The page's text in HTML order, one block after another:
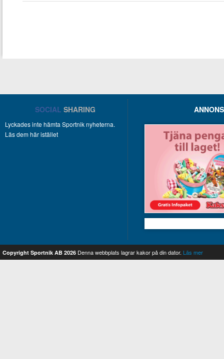
SOCIAL SHARING
Lyckades inte hämta Sportnik nyheterna.
Läs dem här istället
Copyright Sportnik AB 2026 Denna webbplats lagrar kakor på din dator. Läs mer